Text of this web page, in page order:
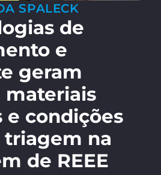
SPALECK
de
e
geram
materiais
e condições
triagem na
de REEE